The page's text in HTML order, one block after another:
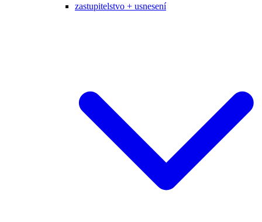
zastupitelstvo + usnesení